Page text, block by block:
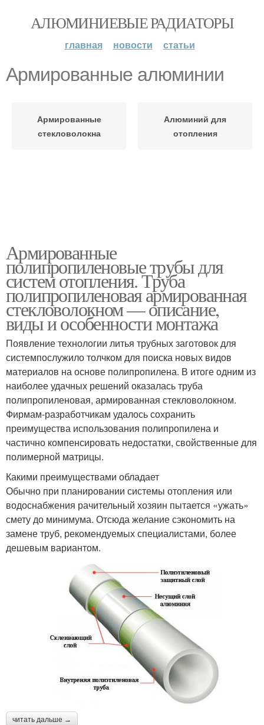
АЛЮМИНИЕВЫЕ РАДИАТОРЫ
главная новости статьи
Армированные алюминии
Армированные
стекловолокна
Алюминий для
отопления
Армированные
полипропиленовые трубы для
систем отопления. Труба
полипропиленовая армированная
стекловолокном — описание,
виды и особенности монтажа
Появление технологии литья трубных заготовок для
системпослужило толчком для поиска новых видов
материалов на основе полипропилена. В итоге одним из
наиболее удачных решений оказалась труба
полипропиленовая, армированная стекловолокном.
Фирмам-разработчикам удалось сохранить
преимущества использования полипропилена и
частично компенсировать недостатки, свойственные для
полимерной матрицы.
Какими преимуществами обладает
Обычно при планировании системы отопления или
водоснабжения рачительный хозяин пытается «ужать»
смету до минимума. Отсюда желание сэкономить на
замене труб, рекомендуемых специалистами, более
дешевым вариантом.
читать дальше →